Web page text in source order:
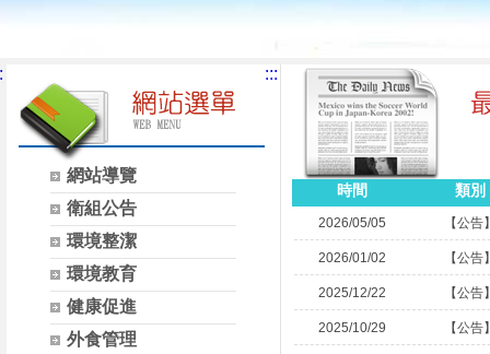
網站導覽
衛組公告
環境整潔
環境教育
健康促進
外食管理
:::
時間 類別
2026/05/05 【公告
2026/01/02 【公告
2025/12/22 【公告
2025/10/29 【公告